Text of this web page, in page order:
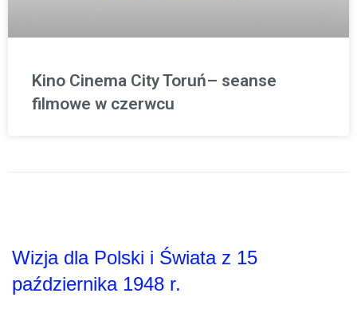
Kino Cinema City Toruń– seanse
filmowe w czerwcu
Wizja dla Polski i Świata z 15
października 1948 r.